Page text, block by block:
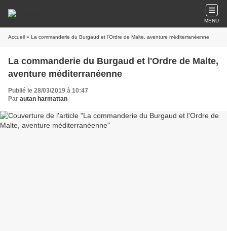
MENU
Accueil » La commanderie du Burgaud et l'Ordre de Malte, aventure méditerranéenne
La commanderie du Burgaud et l'Ordre de Malte,
aventure méditerranéenne
Publié le 28/03/2019 à 10:47
Par autan harmattan